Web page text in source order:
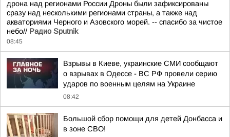
дрона над регионами России Дроны были зафиксированы
сразу над несколькими регионами страны, а также над
акваториями Черного и Азовского морей. -- спасибо за чистое
небо// Радио Sputnik
08:45
Взрывы в Киеве, украинские СМИ сообщают
о взрывах в Одессе - ВС РФ провели серию
ударов по военным целям на Украине
08:42
Большой сбор помощи для детей Донбасса и
в зоне СВО!